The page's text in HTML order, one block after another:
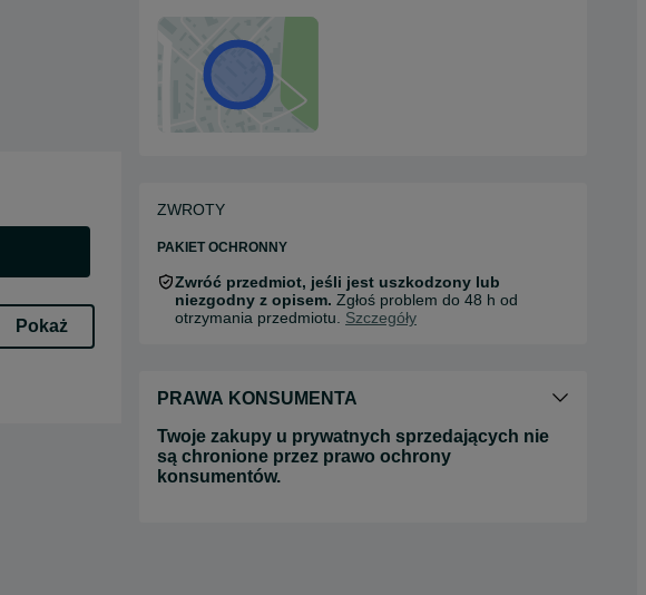
Pokaż
ZWROTY
PAKIET OCHRONNY
Zwróć przedmiot, jeśli jest uszkodzony lub
niezgodny z opisem. Zgłoś problem do 48 h od
otrzymania przedmiotu. Szczegóły
PRAWA KONSUMENTA
Twoje zakupy u prywatnych sprzedających nie
są chronione przez prawo ochrony
konsumentów.